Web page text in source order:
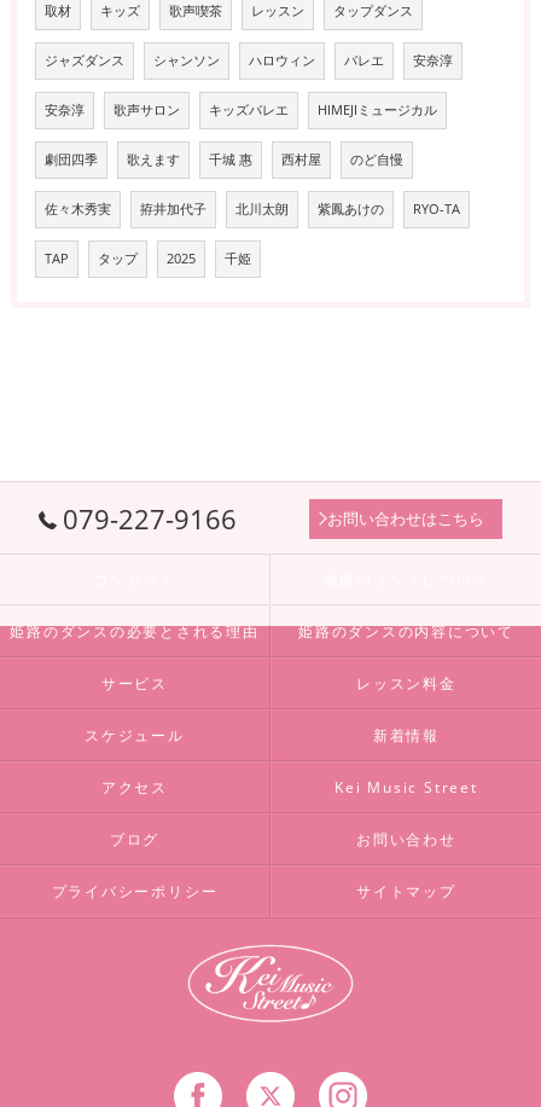
取材 キッズ 歌声喫茶 レッスン タップダンス
ジャズダンス シャンソン ハロウィン バレエ 安奈淳
安奈淳 歌声サロン キッズバレエ HIMEJIミュージカル
劇団四季 歌えます 千城 惠 西村屋 のど自慢
佐々木秀実 拵井加代子 北川太朗 紫鳳あけの RYO-TA
TAP タップ 2025 千姫
079-227-9166 お問い合わせはこちら
姫路のダンスの必要とされる理由 姫路のダンスの内容について
サービス レッスン料金
スケジュール 新着情報
アクセス Kei Music Street
ブログ お問い合わせ
プライバシーポリシー サイトマップ